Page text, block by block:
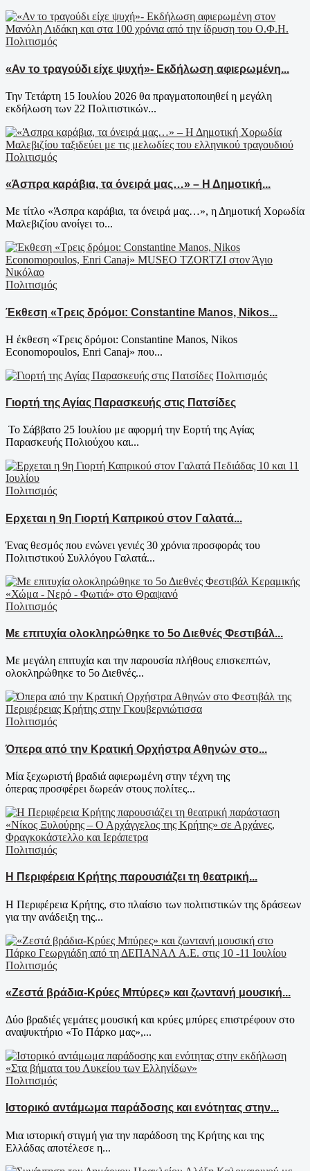
Πολιτισμός
«Αν το τραγούδι είχε ψυχή»- Εκδήλωση αφιερωμένη...
Την Τετάρτη 15 Ιουλίου 2026 θα πραγματοποιηθεί η μεγάλη
εκδήλωση των 22 Πολιτιστικών...
Πολιτισμός
«Άσπρα καράβια, τα όνειρά μας…» – Η Δημοτική...
Με τίτλο «Άσπρα καράβια, τα όνειρά μας…», η Δημοτική Χορωδία
Μαλεβιζίου ανοίγει το...
Πολιτισμός
Έκθεση «Τρεις δρόμοι: Constantine Manos, Nikos...
Η έκθεση «Τρεις δρόμοι: Constantine Manos, Nikos
Economopoulos, Enri Canaj» που...
Πολιτισμός
Γιορτή της Αγίας Παρασκευής στις Πατσίδες
Το Σάββατο 25 Ιουλίου με αφορμή την Εορτή της Αγίας
Παρασκευής Πολιούχου και...
Πολιτισμός
Ερχεται η 9η Γιορτή Καπρικού στον Γαλατά...
Ένας θεσμός που ενώνει γενιές 30 χρόνια προσφοράς του
Πολιτιστικού Συλλόγου Γαλατά...
Πολιτισμός
Με επιτυχία ολοκληρώθηκε το 5ο Διεθνές Φεστιβάλ...
Με μεγάλη επιτυχία και την παρουσία πλήθους επισκεπτών,
ολοκληρώθηκε το 5ο Διεθνές...
Πολιτισμός
Όπερα από την Κρατική Ορχήστρα Αθηνών στο...
Μία ξεχωριστή βραδιά αφιερωμένη στην τέχνη της
όπερας προσφέρει δωρεάν στους πολίτες...
Πολιτισμός
Η Περιφέρεια Κρήτης παρουσιάζει τη θεατρική...
Η Περιφέρεια Κρήτης, στο πλαίσιο των πολιτιστικών της δράσεων
για την ανάδειξη της...
Πολιτισμός
«Ζεστά βράδια-Κρύες Μπύρες» και ζωντανή μουσική...
Δύο βραδιές γεμάτες μουσική και κρύες μπύρες επιστρέφουν στο
αναψυκτήριο «Το Πάρκο μας»,...
Πολιτισμός
Ιστορικό αντάμωμα παράδοσης και ενότητας στην...
Μια ιστορική στιγμή για την παράδοση της Κρήτης και της
Ελλάδας αποτέλεσε η...